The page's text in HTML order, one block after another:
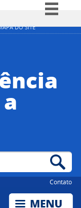
DO SITE
à informação
Legislação
Canais
Contato